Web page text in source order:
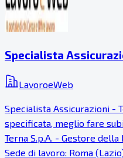
Specialista
LavoroeWeb
Specialista Assicurazioni -
specificata, meglio fare
Terna S.p.A. - Gestore
Sede di lavoro: Roma